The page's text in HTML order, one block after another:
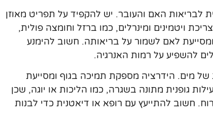
לבריאות האם והעובר. יש להקפיד על תפריט מאוזן
ויטמינים ומינרלים, כמו ברזל וחומצה פולית,
לאם לשמור על בריאותה. חשוב להימנע
להשפיע על רמות האנרגיה.
מים. הידרציה מספקת תמיכה בגוף ומסייעת
גופנית מתונה בשגרה, כמו הליכות או יוגה, שכן
חשוב להתייעץ עם רופא או דיאטנית כדי לבנות